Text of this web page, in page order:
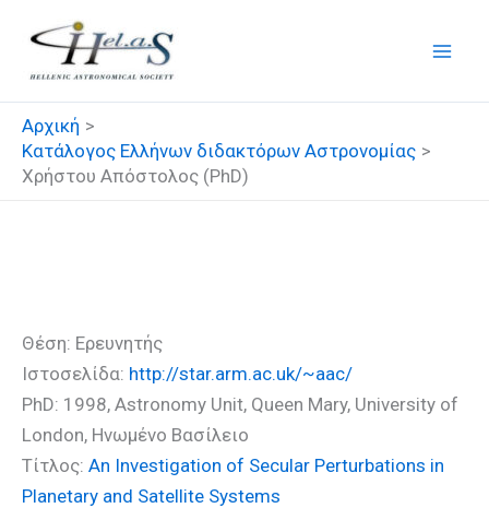
στο
περιεχόμενο
Αρχική
Κατάλογος Ελλήνων διδακτόρων Αστρονομίας
Χρήστου Απόστολος (PhD)
Θέση: Ερευνητής
Ιστοσελίδα: http://star.arm.ac.uk/~aac/
PhD: 1998, Astronomy Unit, Queen Mary, University of
London, Ηνωμένο Βασίλειο
Τίτλος: An Investigation of Secular Perturbations in
Planetary and Satellite Systems